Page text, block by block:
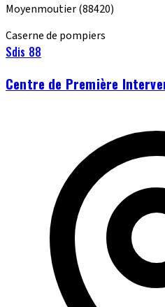
Moyenmoutier(88420)
Caserne de pompiers
Sdis 88
Centre de Première